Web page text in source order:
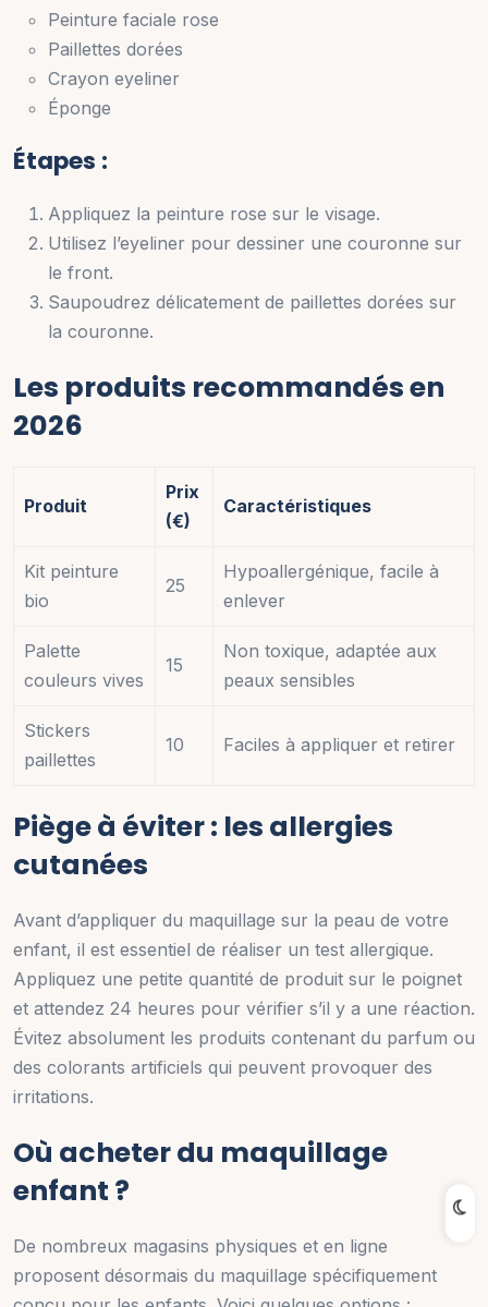
Peinture faciale rose
Paillettes dorées
Crayon eyeliner
Éponge
Étapes :
Appliquez la peinture rose sur le visage.
Utilisez l’eyeliner pour dessiner une couronne sur
le front.
Saupoudrez délicatement de paillettes dorées sur
la couronne.
Les produits recommandés en
2026
Produit
Prix
(€)
Caractéristiques
Kit peinture
bio
25
Hypoallergénique, facile à
enlever
Palette
couleurs vives
15
Non toxique, adaptée aux
peaux sensibles
Stickers
paillettes
10 Faciles à appliquer et retirer
Piège à éviter : les allergies
cutanées
Avant d’appliquer du maquillage sur la peau de votre
enfant, il est essentiel de réaliser un test allergique.
Appliquez une petite quantité de produit sur le poignet
et attendez 24 heures pour vérifier s’il y a une réaction.
Évitez absolument les produits contenant du parfum ou
des colorants artificiels qui peuvent provoquer des
irritations.
Où acheter du maquillage
enfant ?
De nombreux magasins physiques et en ligne
proposent désormais du maquillage spécifiquement